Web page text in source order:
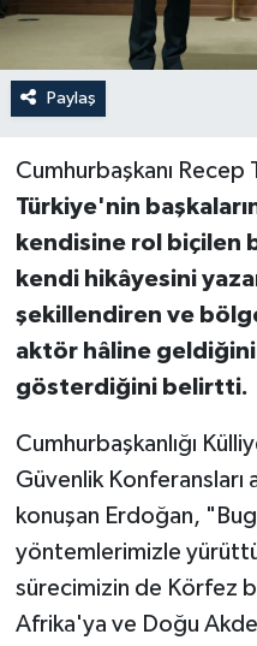
Paylaş
Cumhurbaşkanı
Türkiye'nin
kendisine rol biçilen
kendi hikâyesini
şekillendiren ve
aktör hâline
gösterdiğini belirtti.
Cumhurbaşkanlığı
Güvenlik Konferansları
konuşan Erdoğan,
yöntemlerimizle
sürecimizin de Körfez
Afrika'ya ve Doğu